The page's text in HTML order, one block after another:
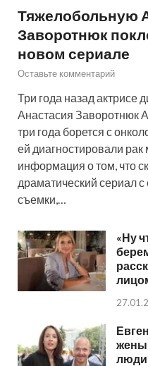
Тяжелобольную
Заворотнюк
новом сериале
Оставьте комментарий
Три года назад актрисе
Анастасия Заворотнюк
три года борется с
ей диагностировали
информация о том, что
драматический сериал с
съемки,…
«Ну
жены